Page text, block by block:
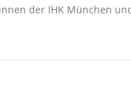
der IHK München